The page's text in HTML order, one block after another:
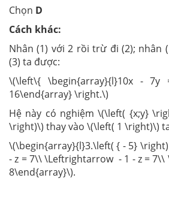
Chọn D
Cách khác:
Nhân (1) với 2 rồi trừ đi (2); nhân
(3) ta được:
\(\left\{ \begin{array}{l}10x -
16\end{array} \right.\)
Hệ này có nghiệm \(\left( {x;y}
\right)\) thay vào \(\left( 1 \right)\)
\(\begin{array}{l}3.\left( { - 5}
- z = 7\\ \Leftrightarrow - 1 - z =
8\end{array}\).